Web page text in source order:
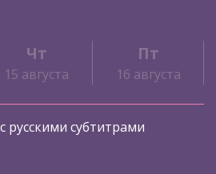
Чт
15 августа
Пт
16 августа
русскими субтитрами